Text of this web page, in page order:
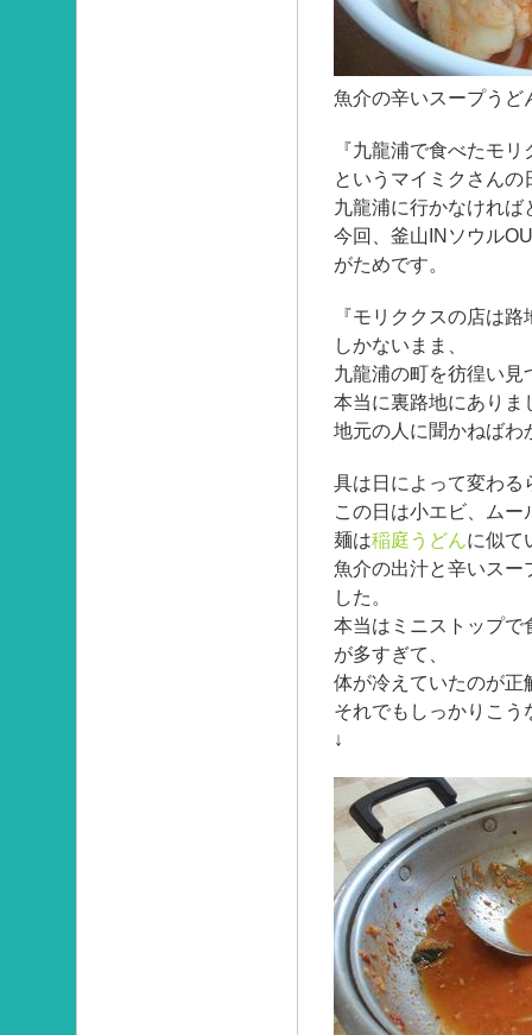
魚介の辛いスープうど
『九龍浦で食べたモ
というマイミクさん
九龍浦に行かなけれ
今回、釜山INソウル
がためです。
『モリククスの店は
しかないまま、
九龍浦の町を彷徨い見
本当に裏路地にありま
地元の人に聞かねばわ
具は日によって変わる
この日は小エビ、ム
麺は稲庭うどんに似て
魚介の出汁と辛いスー
した。
本当はミニストップで
が多すぎて、
体が冷えていたのが正
それでもしっかりこう
↓